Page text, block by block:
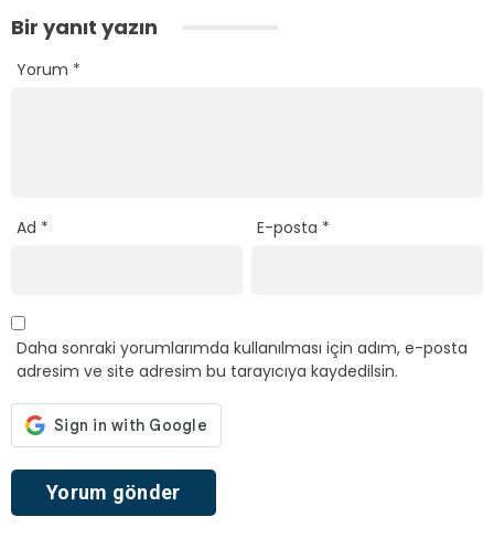
Bir yanıt yazın
Yorum *
Ad * E-posta *
Daha sonraki yorumlarımda kullanılması için adım, e-posta
adresim ve site adresim bu tarayıcıya kaydedilsin.